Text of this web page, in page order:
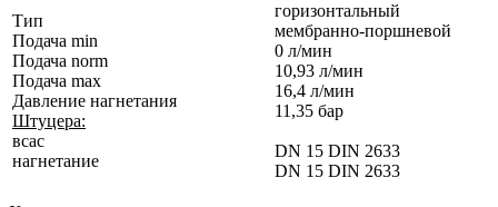
Тип
Подача min
Подача norm
Подача max
Давление нагнетания
Штуцера:
всас
нагнетание
горизонтальный
мембранно-поршневой
0 л/мин
10,93 л/мин
16,4 л/мин
11,35 бар
DN 15 DIN 2633
DN 15 DIN 2633